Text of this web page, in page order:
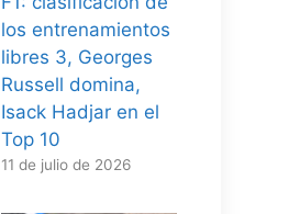
los entrenamientos
libres 3, Georges
Russell domina,
Isack Hadjar en el
Top 10
11 de julio de 2026